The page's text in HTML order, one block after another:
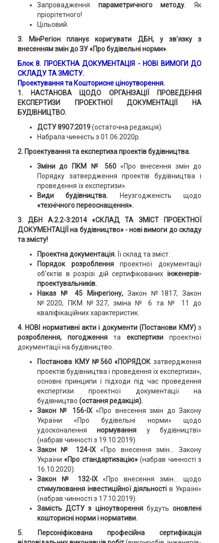
Запровадження параметричного методу. Як
пріорітетного!
Цільовий.
3. МінРегіон планує коригувати ДБН, у зв'язку з
внесенням змін до ЗУ «Про будівельні норми».
Блок 8. ПРОЕКТНА ДОКУМЕНТАЦІЯ - НОВІ ВИМОГИ ДО
СКЛАДУ ТА ЗМІСТУ.
Проектування та Кошторисне ціноутворення.
1. НАСТАНОВА ЩОДО ОРГАНІЗАЦІЇ ПРОВЕДЕННЯ
ЕКСПЕРТИЗИ ПРОЕКТНОЇ ДОКУМЕНТАЦІЇ НА
БУДІВНИЦТВО.
ДСТУ 8907:2019(остаточна редакція).
Набрала чинність з 01.06.2020р.
2. Проектування та експертиза проектів будівництва.
Зміни до ПКМ № 560«Про внесення змін до
Порядку затвердження проектів будівництва і
проведення їх експертизи».
Види будівництва.
Неузгодженість щодо
«технічного переоснащення».
3. ДБН А.2.2-3:2014 «СКЛАД ТА ЗМІСТ ПРОЕКТНОЇ
ДОКУМЕНТАЦІЇ на будівництво» - нові вимоги до складу
та змісту!
Проектна документація.Її склад та зміст.
Порядок розробленняпроектної документації
об’єктів в розрізі дій сертифікованих інженерів-
проектувальників.
Наказ № 45 Мінрегіону,Закон №1817, Закон
№2020, ПКМ №327, зміна № 6 та № 11 до
кваліфікаційних характеристик.
4. НОВІ нормативні акти і документи (Постанови КМУ)з
розроблення, погодженнятаекспертизипроектної
документації на будівництво.
Постанова КМУ №560 «ПОРЯДОК затвердження
проектів будівництва і проведення їх експертизи»,
основні принципи і підходи під час проведення
експертизи проектної документації на
будівництво (остання редакція).
Закон № 156-ІХ«Про внесення змін до Закону
України «Про будівельні норми» щодо
удосконаленнянормування у будівництві»
(набрав чинності з 19.10.2019).
Закон № 124-IX«Про внесення змін... Закону
України«Про стандартизацію»(набрав чинності з
16.10.2020).
Закон № 132-IX«Про внесення змін… щодо
стимулювання інвестиційної діяльності в Україні»
(набрав чинності з 17.10.2019).
Замість ДСТУ з ціноутвореннябудуть оновлені
кошторисні норми і нормативи.
5. Персоніфікована професійна сертифікація